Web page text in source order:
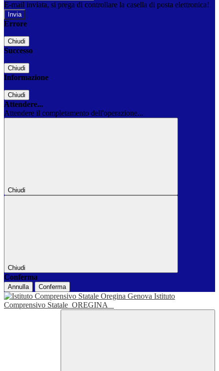
E-mail inviata, si prega di controllare la casella di posta elettronica!
Errore
Chiudi
Successo
Chiudi
Informazione
Chiudi
Attendere...
Attendere il completamento dell'operazione...
Chiudi
Chiudi
Conferma
Annulla Conferma
Istituto
Comprensivo Statale OREGINA